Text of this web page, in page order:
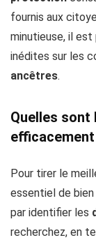
fournis aux
minutieuse, il
inédites sur les
ancêtres.
Quelles sont
Pour tirer le
essentiel de
par identifier les
recherchez, en